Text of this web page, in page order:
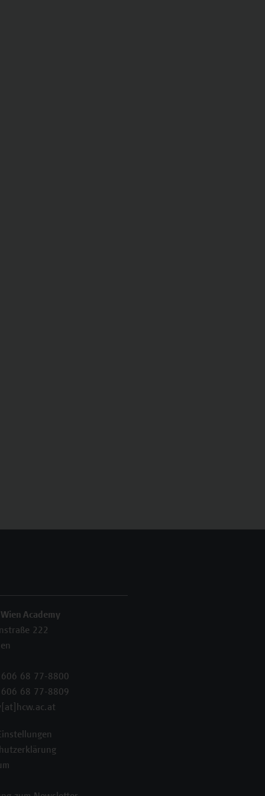
Academy
222
68 77-8800
68 77-8809